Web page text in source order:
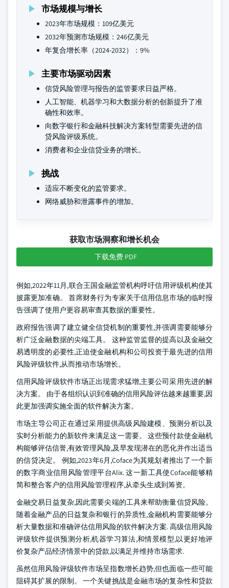
市场规模与增长
2023年市场规模：109亿美元
2032年预测市场规模：246亿美元
年复合增长率（2024-2032）：9%
主要市场驱动因素
信贷风险管理与报告的监管要求日益严格。
人工智能、机器学习和大数据分析的创新提升了准
确性和效率。
向数字银行和金融科技解决方案转型需要先进的信
贷风险评级系统。
消费者和企业信贷业务的增长。
挑战
适应不断变化的监管要求。
网络威胁和泄露事件的增加。
获取市场洞察和增长机会
下载免费 PDF
例如,2022年11月,联合王国金融监管机构呼吁信用评级机构使其
披露更加准确。 首席财务行为专家关于信用信息市场的临时报
告强调了使用户更容易审查其数据的重要性。
政府报告强调了建立健全信贷机制的重要性,并强调需要能够分
析广泛金融数据的尖端工具。 这种监管监督的提高以及金融交
易透明度的必要性,正迫使金融机构和公司投资于最先进的信用
风险评级软件,从而推动市场增长。
信用风险评级软件市场正出现需求猛增,主要公司采用先进的解
决方案。 由于各组织认识到准确的信用风险评估越来越重要,因
此更加强调实施全面的软件解决方案。
市场主导公司正在通过采用提供高级风险建模、预测分析以及
实时分析能力的新软件来满足这一需要。 这些预付款使金融机
构能够评估信誉,有效管理风险,及早发现潜在的恶化并作出适当
的信贷决定。 例如,2023年6月,Coface为其规划者推出了一个新
的数字商业信用风险管理平台Alix. 这一新工具使Coface能够精
简和整合客户的信用风险管理程序,从牵头生成到筹资。
金融交易日益复杂,因此需要尖端的工具来帮助衡量信贷风险。
随着金融产品的日益复杂和银行的异质性,金融机构需要能够分
析大量数据和准确评估信用风险的软件解决方案. 高级信用风险
评级软件提供预测分析,机器学习算法,和情景模型,以更好地评
价复杂产品经济情景中的贷款,以满足并维持市场需求.
虽然信用风险评级软件市场呈指数增长趋势,但也面临一些可能
阻碍其扩展的限制。 一个关键挑战是金融市场的复杂性和贷款